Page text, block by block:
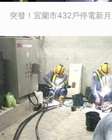
突發！宜蘭市432戶停電新